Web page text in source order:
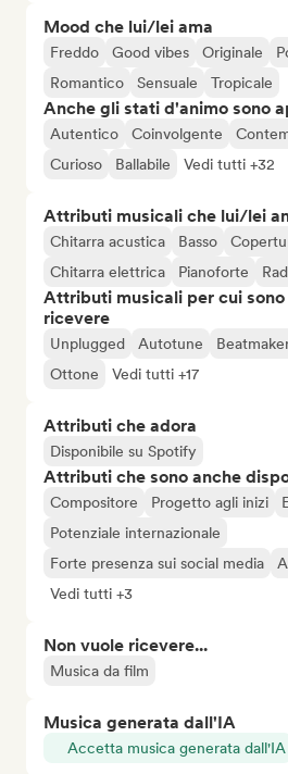
Mood che lui/lei ama
Freddo Good vibes Originale
Romantico
Sensuale Tropicale
Anche gli stati d'animo sono
Autentico Coinvolgente
Curioso
Ballabile Vedi tutti +32
Attributi musicali che lui/lei
Chitarra acustica Basso
Chitarra elettrica
Pianoforte
Attributi musicali per cui sono
ricevere
Unplugged Autotune
Ottone
Vedi tutti +17
Attributi che adora
Disponibile su Spotify
Attributi che sono anche
Compositore Progetto agli inizi
Potenziale internazionale
Forte presenza sui social media
Vedi tutti +3
Non vuole ricevere...
Musica da film
Musica generata dall'IA
Accetta musica generata dall'IA